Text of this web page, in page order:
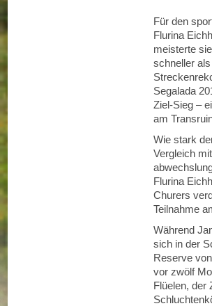
Für den
Flurina
meisterte
schneller
Segalada
Ziel-Sieg –
am
Wie stark
Vergleich
Flurina
Churers
Teilnahme
Während
sich in der
Reserve
vor zwölf
Flüelen, der